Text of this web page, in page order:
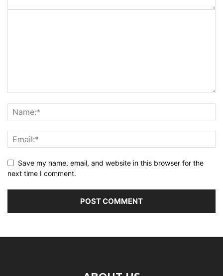
Save my name, email, and website in this browser for the
next time I comment.